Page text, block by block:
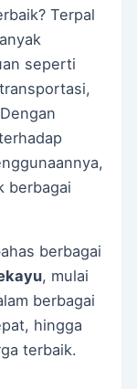
Terpal
seperti
berbagai
berbagai
, mulai
berbagai
hingga
terbaik.